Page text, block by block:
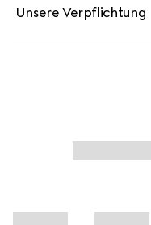
Unsere Verpflichtung